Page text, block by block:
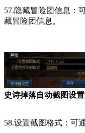
57.隐藏冒险团信息：
藏冒险团信息。
史诗掉落自动截图设置
58.设置截图格式：可